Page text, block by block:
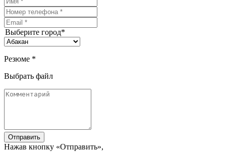
Выберите город*
Резюме *
Выбрать файл
Отправить
Нажав кнопку «Отправить»,